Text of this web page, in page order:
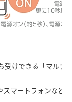
けできる「マルチ
マートフォンなど